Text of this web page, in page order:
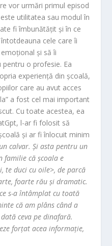
vor urmări primul episod
utilitatea sau modul în
fi îmbunătățit și în ce
cele care îi
și să îi
o profesie. Ea
experiență din școală,
care au avut acces
a fost cel mai important
Cu toate acestea, ea
l-ar fi folosit să
și ar fi înlocuit minim
calvar. Și asta pentru un
că școala e
te duci cu oile>, de parcă
foarte rău și dramatic.
s-a întâmplat cu toată
că am plâns când a
ceva pe dinafară.
forțat acea informație,